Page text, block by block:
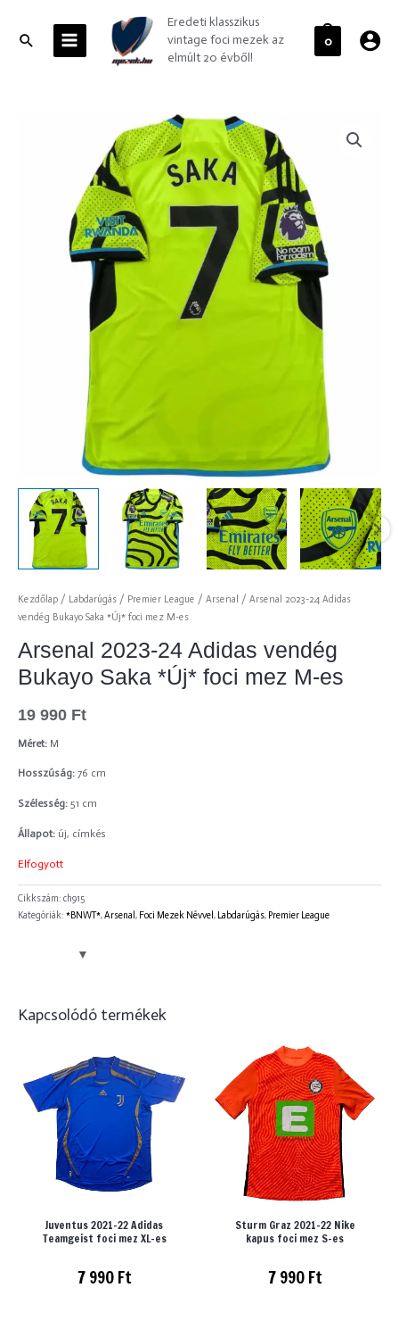
contentSearchMENU
Eredeti klasszikus
vintage foci mezek az
elmúlt 20 évből!
0
Kezdőlap / Labdarúgás / Premier League / Arsenal / Arsenal 2023-24 Adidas
vendég Bukayo Saka *Új* foci mez M-es
Arsenal 2023-24 Adidas vendég
Bukayo Saka *Új* foci mez M-es
19 990 Ft
Méret: M
Hosszúság: 76 cm
Szélesség: 51 cm
Állapot: új, címkés
Elfogyott
Cikkszám: ch915
Kategóriák: *BNWT*,Arsenal , Foci Mezek Névvel , Labdarúgás, Premier League
Kapcsolódó termékek
Juventus 2021-22 Adidas
Teamgeist foci mez XL-es
7 990Ft
Sturm Graz 2021-22 Nike
kapus foci mez S-es
7 990Ft